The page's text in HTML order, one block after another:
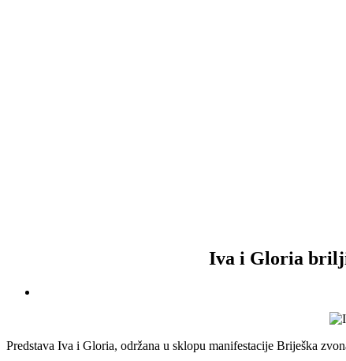
Iva i Gloria
Predstava Iva i Gloria, održana u sklopu manifestacije Briješka